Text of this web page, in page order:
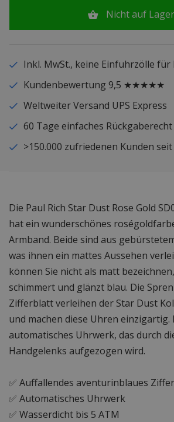
Nicht auf Lager
Inkl. MwSt., keine Einfuhrzölle für
Kundenbewertung 9,5 ★★★★★
Weltweiter Versand UPS Express
60 Tage einfaches Rückgaberecht
>150.000 zufriedenen Kunden seit
Die Paul Rich Star Dust Rose Gold
hat ein wunderschönes
Armband. Beide sind aus
was ihnen ein mattes Aussehen
können Sie nicht als matt
schimmert und glänzt blau. Die
Zifferblatt verleihen der Star Dust
und machen diese Uhren einzigartig.
automatisches Uhrwerk, das durch
Handgelenks aufgezogen wird.
✅ Auffallendes aventurinblaues
✅ Automatisches Uhrwerk
✅ Wasserdicht bis 5 ATM